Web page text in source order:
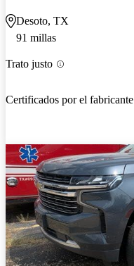
Desoto, TX
91 millas
Trato justo
Certificados por el fabricante